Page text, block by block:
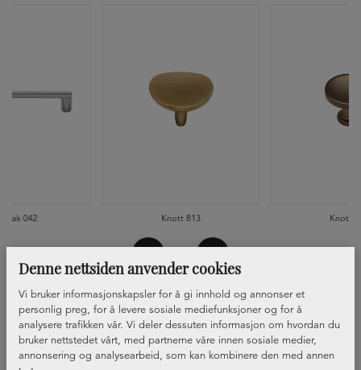
Denne nettsiden anvender cookies
Vi bruker informasjonskapsler for å gi innhold og annonser et
personlig preg, for å levere sosiale mediefunksjoner og for å
analysere trafikken vår. Vi deler dessuten informasjon om hvordan du
bruker nettstedet vårt, med partnerne våre innen sosiale medier,
annonsering og analysearbeid, som kan kombinere den med annen
042 Knott 813 Knott